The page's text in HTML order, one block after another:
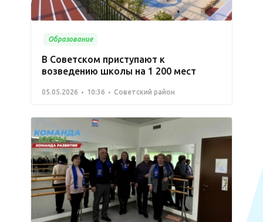
Образование
В Советском приступают к
возведению школы на 1 200 мест
05.05.2026 10:36 Советский район